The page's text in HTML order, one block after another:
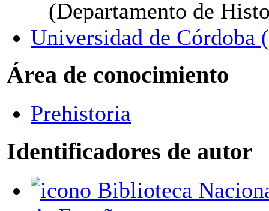
(Departamento de
Universidad de Córdoba
Área de conocimiento
Prehistoria
Identificadores de autor